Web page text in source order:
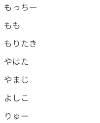
もっちー
もも
もりたき
やはた
やまじ
よしこ
りゅー